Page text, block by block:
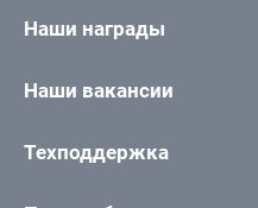
Наши награды
Наши вакансии
Техподдержка